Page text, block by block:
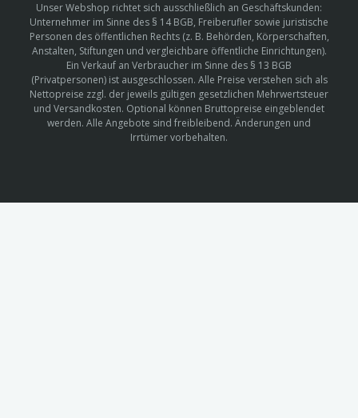
Unser Webshop richtet sich ausschließlich an Geschäftskunden:
Unternehmer im Sinne des § 14 BGB, Freiberufler sowie juristische
Personen des öffentlichen Rechts (z. B. Behörden, Körperschaften,
Anstalten, Stiftungen und vergleichbare öffentliche Einrichtungen).
Ein Verkauf an Verbraucher im Sinne des § 13 BGB
(Privatpersonen) ist ausgeschlossen. Alle Preise verstehen sich als
Nettopreise zzgl. der jeweils gültigen gesetzlichen Mehrwertsteuer
und Versandkosten. Optional können Bruttopreise eingeblendet
werden. Alle Angebote sind freibleibend. Änderungen und
Irrtümer vorbehalten.